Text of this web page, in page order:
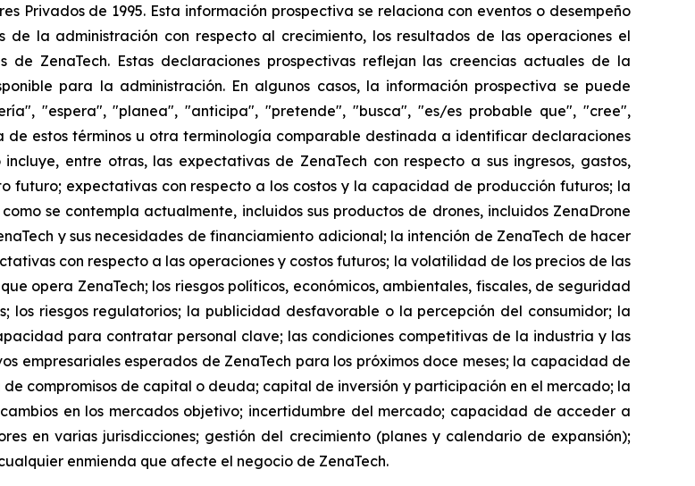
Privados de 1995. Esta información prospectiva se relaciona con eventos o desempeño
la administración con respecto al crecimiento, los resultados de las operaciones el
de ZenaTech. Estas declaraciones prospectivas reflejan las creencias actuales de la
para la administración. En algunos casos, la información prospectiva se puede
"espera", "planea", "anticipa", "pretende", "busca", "es/es probable que", "cree",
estos términos u otra terminología comparable destinada a identificar declaraciones
entre otras, las expectativas de ZenaTech con respecto a sus ingresos, gastos,
futuro; expectativas con respecto a los costos y la capacidad de producción futuros; la
se contempla actualmente, incluidos sus productos de drones, incluidos ZenaDrone
y sus necesidades de financiamiento adicional; la intención de ZenaTech de hacer
con respecto a las operaciones y costos futuros; la volatilidad de los precios de las
opera ZenaTech; los riesgos políticos, económicos, ambientales, fiscales, de seguridad
los riesgos regulatorios; la publicidad desfavorable o la percepción del consumidor; la
para contratar personal clave; las condiciones competitivas de la industria y las
empresariales esperados de ZenaTech para los próximos doce meses; la capacidad de
compromisos de capital o deuda; capital de inversión y participación en el mercado; la
en los mercados objetivo; incertidumbre del mercado; capacidad de acceder a
en varias jurisdicciones; gestión del crecimiento (planes y calendario de expansión);
enmienda que afecte el negocio de ZenaTech.